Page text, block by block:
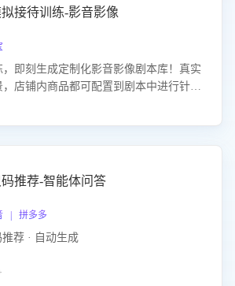
接待训练-影音影像
即刻生成定制化影音影像剧本库！真实
店铺内商品都可配置到剧本中进行针对
速获取影音影像类目剧本，一键开启客服
推荐-智能体问答
| 拼多多
荐 · 自动生成